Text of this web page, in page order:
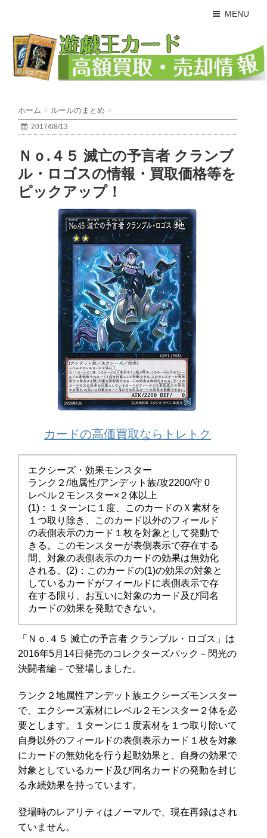
MENU
ホーム > ルールのまとめ >
2017/08/13
Ｎｏ.４５ 滅亡の予言者 クランブ
ル・ロゴスの情報・買取価格等を
ピックアップ！
カードの高価買取ならトレトク
エクシーズ・効果モンスター
ランク２/地属性/アンデット族/攻2200/守 0
レベル２モンスター×２体以上
(1)：１ターンに１度、このカードのＸ素材を
１つ取り除き、このカード以外のフィールド
の表側表示のカード１枚を対象として発動で
きる。このモンスターが表側表示で存在する
間、対象の表側表示のカードの効果は無効化
される。(2)：このカードの(1)の効果の対象と
しているカードがフィールドに表側表示で存
在する限り、お互いに対象のカード及び同名
カードの効果を発動できない。
「Ｎｏ.４５ 滅亡の予言者 クランブル・ロゴス」は
2016年5月14日発売のコレクターズパック－閃光の
決闘者編－で登場しました。
ランク２地属性アンデット族エクシーズモンスター
で、エクシーズ素材にレベル２モンスター２体を必
要とします。１ターンに１度素材を１つ取り除いて
自身以外のフィールドの表側表示カード１枚を対象
にカードの無効化を行う起動効果と、自身の効果で
対象としているカード及び同名カードの発動を封じ
る永続効果を持っています。
登場時のレアリティはノーマルで、現在再録はされ
ていません。